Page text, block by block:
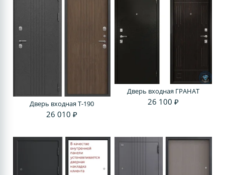
Дверь входная T-190
26 010 ₽
Дверь входная ГРАНАТ
26 100 ₽